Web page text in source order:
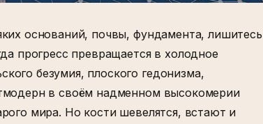
оснований, почвы, фундамента, лишитесь
прогресс превращается в холодное
безумия, плоского гедонизма,
в своём надменном высокомерии
мира. Но кости шевелятся, встают и